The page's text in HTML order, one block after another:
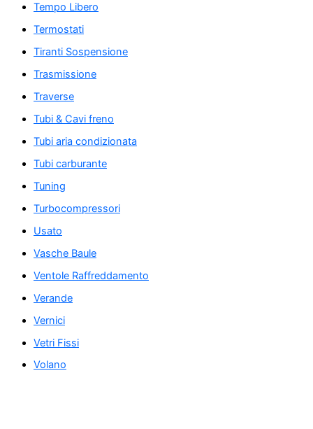
Tempo Libero
Termostati
Tiranti Sospensione
Trasmissione
Traverse
Tubi & Cavi freno
Tubi aria condizionata
Tubi carburante
Tuning
Turbocompressori
Usato
Vasche Baule
Ventole Raffreddamento
Verande
Vernici
Vetri Fissi
Volano